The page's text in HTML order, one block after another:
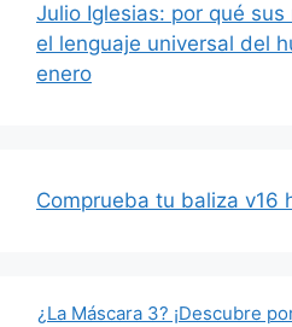
Julio Iglesias: por qué
el lenguaje universal del
enero
Comprueba tu baliza v16
¿La Máscara 3? ¡Descubre